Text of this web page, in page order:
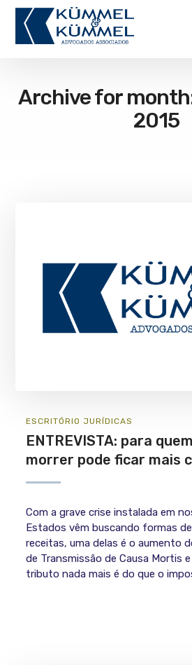
Archive for
2015
ESCRITÓRIO JURÍ­DICAS
ENTREVISTA: para
morrer pode ficar mais
Com a grave crise instalada em
Estados vêm buscando formas
receitas, uma delas é o aumento
de Transmissão de Causa Mortis
tributo nada mais é do que o